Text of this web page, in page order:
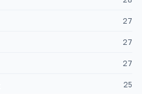
27
27
27
25